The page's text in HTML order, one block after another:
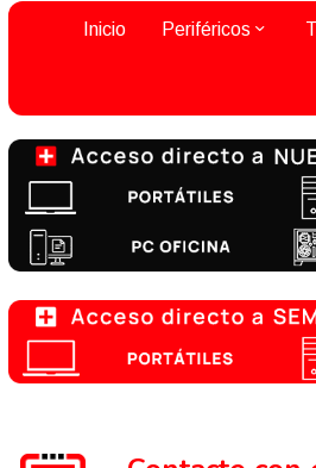
Inicio Periféricos